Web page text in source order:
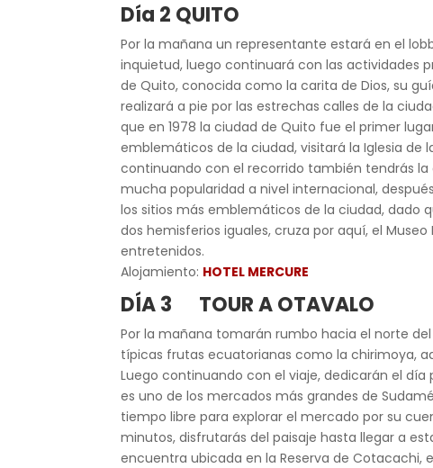
Día 2 QUITO
Por la mañana un representante estará en el
inquietud, luego continuará con las actividades
de Quito, conocida como la carita de Dios, su
realizará a pie por las estrechas calles de la
que en 1978 la ciudad de Quito fue el primer
emblemáticos de la ciudad, visitará la Iglesia
continuando con el recorrido también tendrás
mucha popularidad a nivel internacional,
los sitios más emblemáticos de la ciudad, dado
dos hemisferios iguales, cruza por aquí, el
entretenidos.
Alojamiento: HOTEL MERCURE
DÍA 3 TOUR A OTAVALO
Por la mañana tomarán rumbo hacia el norte
típicas frutas ecuatorianas como la chirimoya,
Luego continuando con el viaje, dedicarán el
es uno de los mercados más grandes de
tiempo libre para explorar el mercado por su
minutos, disfrutarás del paisaje hasta llegar a
encuentra ubicada en la Reserva de Cotacachi,